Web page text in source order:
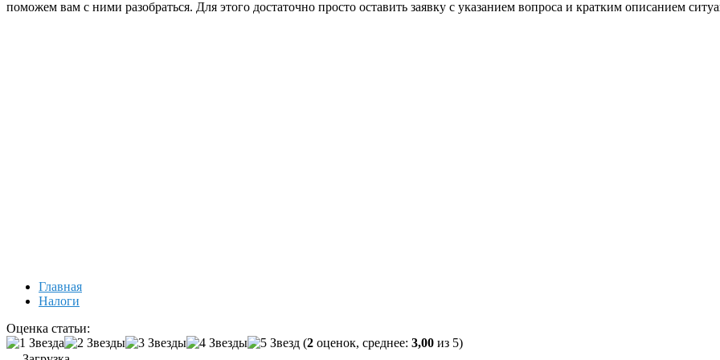
поможем вам с ними разобраться. Для этого достаточно просто оставить заявку с указанием вопроса и кратким описанием
Главная
Налоги
Оценка статьи:
(2 оценок, среднее: 3,00 из 5)